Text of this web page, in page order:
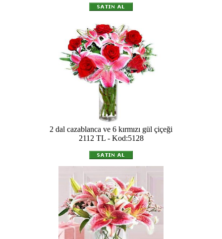
2 dal cazablanca ve 6 kırmızı gül çiçeği
2112 TL - Kod:5128